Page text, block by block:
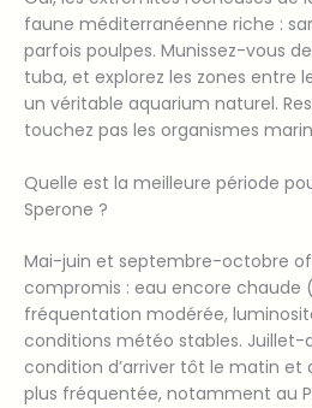
faune méditerranéenne riche :
parfois poulpes. Munissez-vous
tuba, et explorez les zones entre
un véritable aquarium naturel.
touchez pas les organismes
Quelle est la meilleure période
Sperone ?
Mai-juin et septembre-octobre
compromis : eau encore chaude
fréquentation modérée,
conditions météo stables. Juillet-
condition d’arriver tôt le matin et
plus fréquentée, notamment au